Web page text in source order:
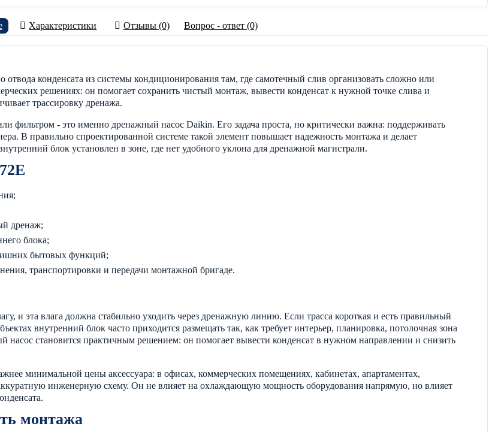
Характеристики Отзывы (0) Вопрос - ответ (0)
конденсата из системы кондиционирования там, где самотечный слив организовать сложно или
решениях: он помогает сохранить чистый монтаж, вывести конденсат к нужной точке слива и
трассировку дренажа.
фильтром - это именно дренажный насос Daikin. Его задача проста, но критически важна: поддерживать
В правильно спроектированной системе такой элемент повышает надежность монтажа и делает
блок установлен в зоне, где нет удобного уклона для дренажной магистрали.
дренаж;
блока;
бытовых функций;
транспортировки и передачи монтажной бригаде.
и эта влага должна стабильно уходить через дренажную линию. Если трасса короткая и есть правильный
внутренний блок часто приходится размещать так, как требует интерьер, планировка, потолочная зона
становится практичным решением: он помогает вывести конденсат в нужном направлении и снизить
минимальной цены аксессуара: в офисах, коммерческих помещениях, кабинетах, апартаментах,
инженерную схему. Он не влияет на охлаждающую мощность оборудования напрямую, но влияет
монтажа